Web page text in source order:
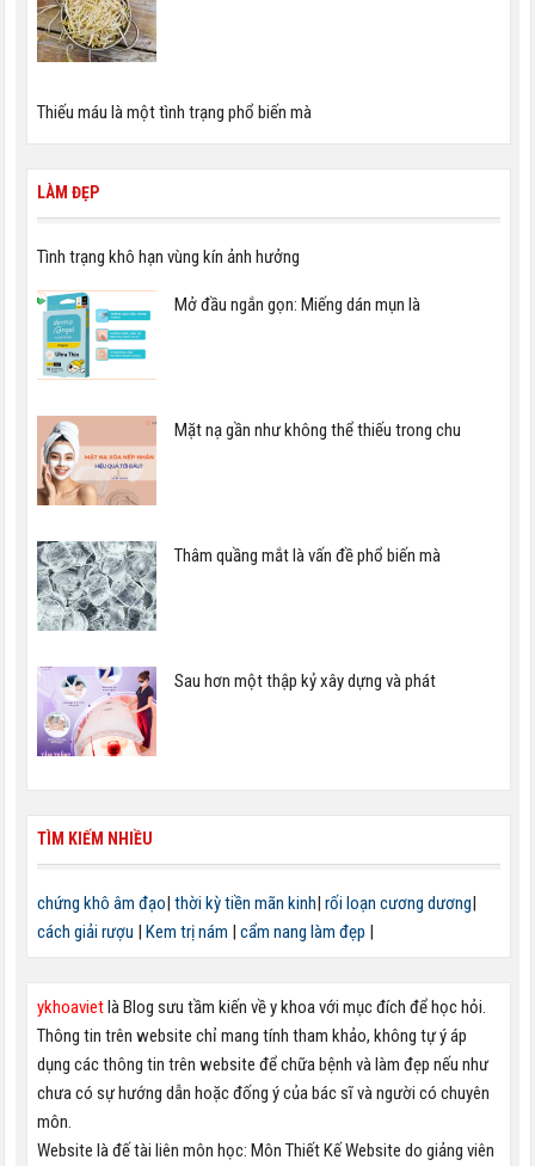
Thiếu máu là một tình trạng phổ biến mà
LÀM ĐẸP
Tình trạng khô hạn vùng kín ảnh hưởng
Mở đầu ngắn gọn: Miếng dán mụn là
Mặt nạ gần như không thể thiếu trong chu
Thâm quầng mắt là vấn đề phổ biến mà
Sau hơn một thập kỷ xây dựng và phát
TÌM KIẾM NHIỀU
chứng khô âm đạo thời kỳ tiền mãn kinh rối loạn cương dương
cách giải rượu
Kem trị nám cẩm nang làm đẹp
ykhoavietlà Blog sưu tầm kiến về y khoa với mục đích để học hỏi.
Thông tin trên website chỉ mang tính tham khảo, không tự ý áp
dụng các thông tin trên website để chữa bệnh và làm đẹp nếu như
chưa có sự hướng dẫn hoặc đống ý của bác sĩ và người có chuyên
môn.
Website là đế tài liên môn học: Môn Thiết Kế Website do giảng viên